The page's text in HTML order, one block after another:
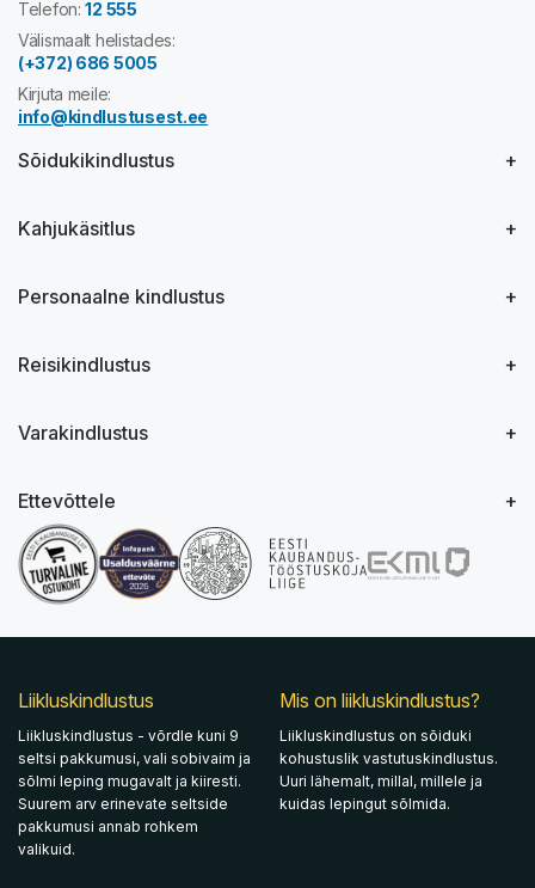
Telefon:12 555
Välismaalt helistades:
(+372) 686 5005
Kirjuta meile:
info@kindlustusest.ee
Sõidukikindlustus
Kahjukäsitlus
Personaalne kindlustus
Reisikindlustus
Varakindlustus
Ettevõttele
Liikluskindlustus
Liikluskindlustus - võrdle kuni 9
seltsi pakkumusi, vali sobivaim ja
sõlmi leping mugavalt ja kiiresti.
Suurem arv erinevate seltside
pakkumusi annab rohkem
valikuid.
Mis on liikluskindlustus?
Liikluskindlustus on sõiduki
kohustuslik vastutuskindlustus.
Uuri lähemalt, millal, millele ja
kuidas lepingut sõlmida.